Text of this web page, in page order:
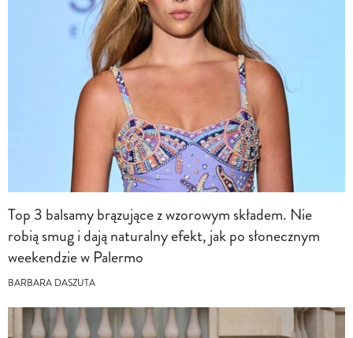
Top 3 balsamy brązujące z wzorowym składem. Nie
robią smug i dają naturalny efekt, jak po słonecznym
weekendzie w Palermo
BARBARA DASZUTA